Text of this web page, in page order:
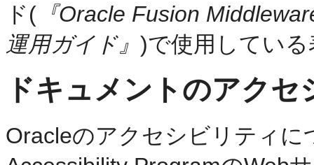
ド( 『Oracle Fusion
運用ガイド』 )で使用してい
ドキュメントのアク
Oracleのアクセシビリティに